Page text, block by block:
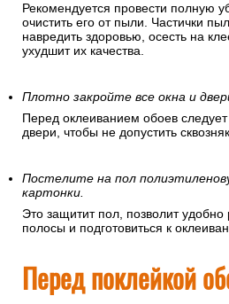
Рекомендуется провести полную
очистить его от пыли. Частички
навредить здоровью, осесть на
ухудшит их качества.
Плотно закройте все окна и
Перед оклеиванием обоев следует
двери, чтобы не допустить
Постелите на пол
картонки.
Это защитит пол, позволит
полосы и подготовиться к
Перед поклейкой